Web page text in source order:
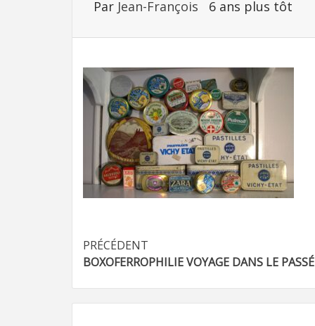
Par Jean-François 6 ans plus tôt
Navigation
d’article
PRÉCÉDENT
BOXOFERROPHILIE VOYAGE DANS LE PASSÉ